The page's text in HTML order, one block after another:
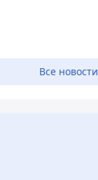
Все новости